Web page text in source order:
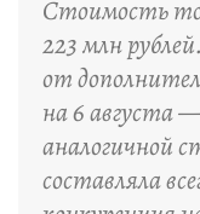
Стоимость
223 млн
от
на 6 августа
аналогичной
составляла